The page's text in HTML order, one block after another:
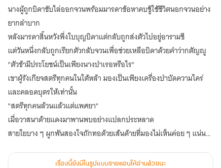
นางผู้ถูกบิดาขับไล่ออกจวนพร้อมมารดาข้อหาคบชู้ใช้ชีวิตนอกจวนอย่าง
ยากลำบาก
หลังมารดาสิ้นหวังพึ่งใบบุญบิดาแต่กลับถูกส่งตัวไปอยู่อารามชี
แต่วันหนึ่งกลับถูกเรียกตัวกลับจวนเพื่อช่วยเหลือบิดาด้วยคำว่ากตัญญู
"ตัวข้ามีประโยชน์เป็นเพียงนางบำเรอหรือไร"
เขาผู้รังเกียจสตรีทุกคนในใต้หล้า มองเป็นเพียงเครื่องบำบัดความไคร่
และคลอดบุตรให้เท่านั้น
"สตรีทุกคนล้วนแล้วแต่แพศยา"
เมื่อวาสนาด้ายแดงมาพานพบอย่างแปลกประหลาด
สายใยบาง ๆ ผูกพันสองใจถักทอด้วยเส้นด้ายที่มองไม่เห็นค่อย ๆ แน่น
จนผูกมัดพวกเขาไว้ด้วยกันตลอดกาล
เรื่องนี้ยังมีในรูปแบบรายตอนให้อ่านด้วยนะ